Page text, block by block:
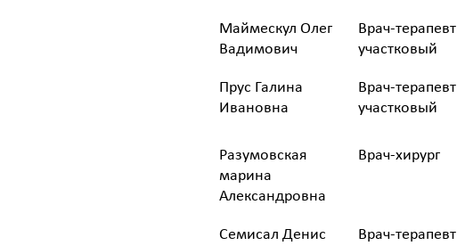
Маймескул Олег
Вадимович
Врач-терапевт
участковый
Прус Галина
Ивановна
Врач-терапевт
участковый
Разумовская
марина
Александровна
Врач-хирург
Семисал Денис
Врач-терапевт